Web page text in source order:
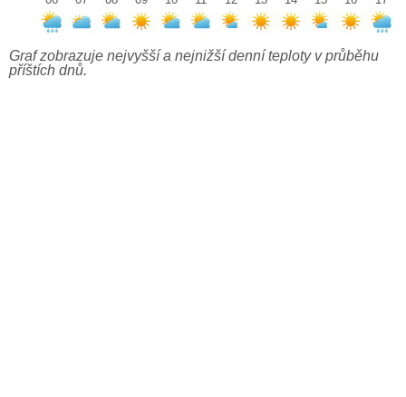
Graf zobrazuje nejvyšší a nejnižší denní teploty v průběhu
příštích dnů.